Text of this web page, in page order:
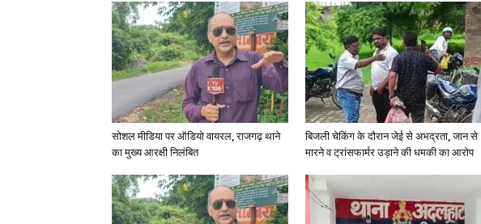
सोशल मीडिया पर ऑडियो वायरल, राजगढ़ थाने
का मुख्य आरक्षी निलंबित
बिजली चेकिंग के दौरान जेई से अभद्रता, जान से
मारने व ट्रांसफार्मर उड़ाने की धमकी का आरोप